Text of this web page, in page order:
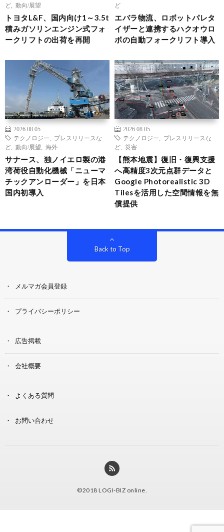
ど
動向/展望
トヨタL&F、国内向け1～3.5t
積みガソリンエンジン式フォ
ークリフトの出荷を再開
ど
エバラ物流、ロボットパレタ
イザーと連携するハクオウロ
ボの自動フォークリフト導入
2026.08.05
テクノロジー
プレスリリースな
ど
動向/展望 海外
サナース、独ノイエロ製の港
湾荷役自動化機械「ニューマ
チックアンローダー」を日本
国内初導入
2026.08.05
テクノロジー
プレスリリースな
ど
災害
【熊本地震】復旧・復興支援
へ高精度3次元点群データと
Google Photorealistic 3D
Tilesを活用した空間情報を無
償提供
Back to Top
メルマガ会員登録
プライバシーポリシー
広告掲載
会社概要
よくある質問
お問い合わせ
©2018 LOGI-BIZ online